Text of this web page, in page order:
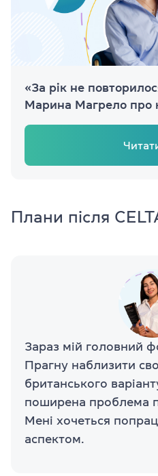
«За рік не
Марина Магрело про
Плани після
Зараз мій головний
Прагну наблизити
британського
поширена проблема
Мені хочеться
аспектом.